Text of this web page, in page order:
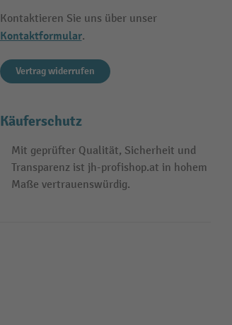
Kontaktieren Sie uns über unser
Kontaktformular.
Vertrag widerrufen
Käuferschutz
Mit geprüfter Qualität, Sicherheit und
Transparenz ist jh-profishop.at in hohem
Maße vertrauenswürdig.